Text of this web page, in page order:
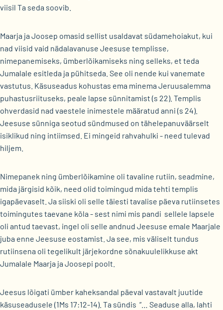
viisil Ta seda soovib.
Maarja ja Joosep omasid sellist usaldavat südamehoiakut, kui
nad viisid vaid nädalavanuse Jeesuse templisse,
nimepanemiseks, ümberlõikamiseks ning selleks, et teda
Jumalale esitleda ja pühitseda. See oli nende kui vanemate
vastutus. Käsuseadus kohustas ema minema Jeruusalemma
puhastusriituseks, peale lapse sünnitamist (s 22). Templis
ohverdasid nad vaestele inimestele määratud anni (s 24).
Jeesuse sünniga seotud sündmused on tähelepanuväärselt
isiklikud ning intiimsed. Ei mingeid rahvahulki - need tulevad
hiljem.
Nimepanek ning ümberlõikamine oli tavaline rutiin, seadmine,
mida järgisid kõik, need olid toimingud mida tehti templis
igapäevaselt. Ja siiski oli selle täiesti tavalise päeva rutiinsetes
toimingutes taevane kõla - sest nimi mis pandi sellele lapsele
oli antud taevast, ingel oli selle andnud Jeesuse emale Maarjale
juba enne Jeesuse eostamist. Ja see, mis väliselt tundus
rutiinsena oli tegelikult järjekordne sõnakuulelikkuse akt
Jumalale Maarja ja Joosepi poolt.
Jeesus lõigati ümber kaheksandal päeval vastavalt juutide
käsuseadusele (1Ms 17:12-14). Ta sündis “… Seaduse alla, lahti